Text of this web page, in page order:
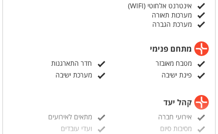
אינטרנט אלחוטי (WIFI)
מערכות תאורה
מערכת הגברה
מתחם פנימי
מטבח מאובזר
חדר התארגנות
פינת ישיבה
מערכת ישיבה
קהל יעד
אירועי חברה
מתאים לאירועים
מסיבות סיום
ועדי עובדים